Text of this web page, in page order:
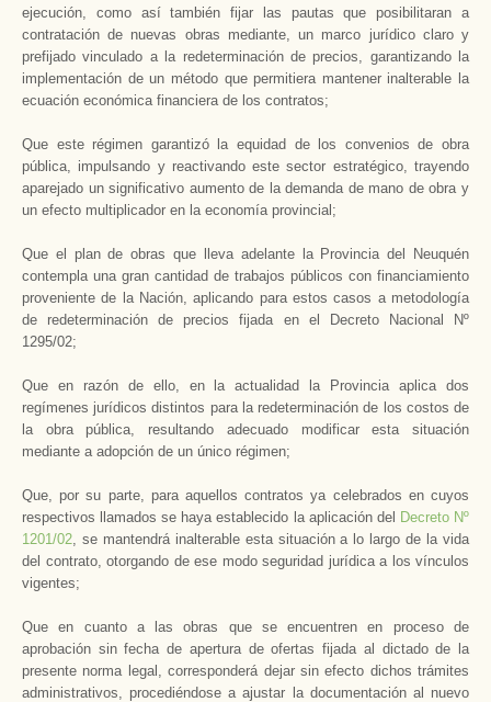
ejecución, como así también fijar las pautas que posibilitaran a
contratación de nuevas obras mediante, un marco jurídico claro y
prefijado vinculado a la redeterminación de precios, garantizando la
implementación de un método que permitiera mantener inalterable la
ecuación económica financiera de los contratos;
Que este régimen garantizó la equidad de los convenios de obra
pública, impulsando y reactivando este sector estratégico, trayendo
aparejado un significativo aumento de la demanda de mano de obra y
un efecto multiplicador en la economía provincial;
Que el plan de obras que lleva adelante la Provincia del Neuquén
contempla una gran cantidad de trabajos públicos con financiamiento
proveniente de la Nación, aplicando para estos casos a metodología
de redeterminación de precios fijada en el Decreto Nacional Nº
1295/02;
Que en razón de ello, en la actualidad la Provincia aplica dos
regímenes jurídicos distintos para la redeterminación de los costos de
la obra pública, resultando adecuado modificar esta situación
mediante a adopción de un único régimen;
Que, por su parte, para aquellos contratos ya celebrados en cuyos
respectivos llamados se haya establecido la aplicación del Decreto Nº
1201/02, se mantendrá inalterable esta situación a lo largo de la vida
del contrato, otorgando de ese modo seguridad jurídica a los vínculos
vigentes;
Que en cuanto a las obras que se encuentren en proceso de
aprobación sin fecha de apertura de ofertas fijada al dictado de la
presente norma legal, corresponderá dejar sin efecto dichos trámites
administrativos, procediéndose a ajustar la documentación al nuevo